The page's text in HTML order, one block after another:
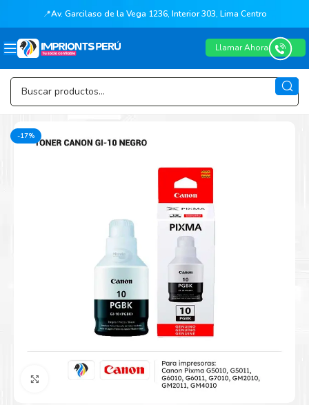
📍Av. Garcilaso de la Vega 1236, Interior 303, Lima Centro
Llamar Ahora
-17%
Agrandar